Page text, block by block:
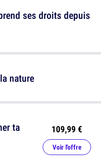
nature
ses droits depuis
ta
109,99 €
Voir l'offre